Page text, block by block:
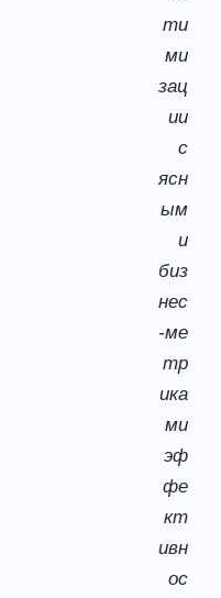
ти
ми
зац
ии
с
ясн
ым
и
биз
нес
-ме
тр
ика
ми
эф
фе
кт
ивн
ос